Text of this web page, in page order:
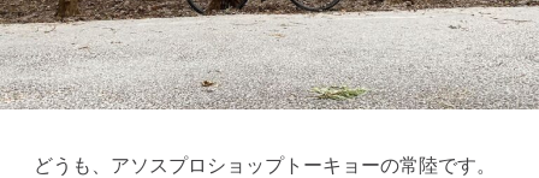
どうも、アソスプロショップトーキョーの常陸です。